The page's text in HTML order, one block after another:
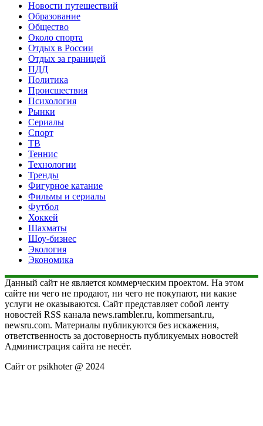
Новости путешествий
Образование
Общество
Около спорта
Отдых в России
Отдых за границей
ПДД
Политика
Происшествия
Психология
Рынки
Сериалы
Спорт
ТВ
Теннис
Технологии
Тренды
Фигурное катание
Фильмы и сериалы
Футбол
Хоккей
Шахматы
Шоу-бизнес
Экология
Экономика
Данный сайт не является коммерческим проектом. На этом
сайте ни чего не продают, ни чего не покупают, ни какие
услуги не оказываются. Сайт представляет собой ленту
новостей RSS канала news.rambler.ru, kommersant.ru,
newsru.com. Материалы публикуются без искажения,
ответственность за достоверность публикуемых новостей
Администрация сайта не несёт.
Сайт от psikhoter @ 2024